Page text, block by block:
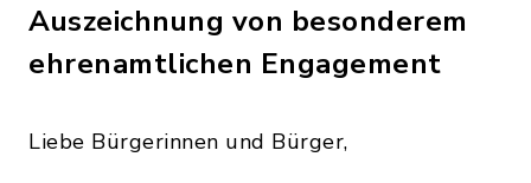
Auszeichnung von besonderem
ehrenamtlichen Engagement
Liebe Bürgerinnen und Bürger,